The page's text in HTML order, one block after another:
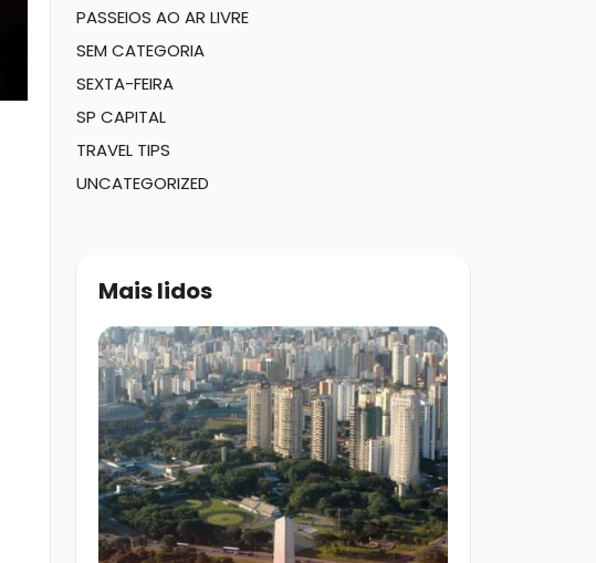
PASSEIOS AO AR LIVRE
SEM CATEGORIA
SEXTA-FEIRA
SP CAPITAL
TRAVEL TIPS
UNCATEGORIZED
Mais lidos